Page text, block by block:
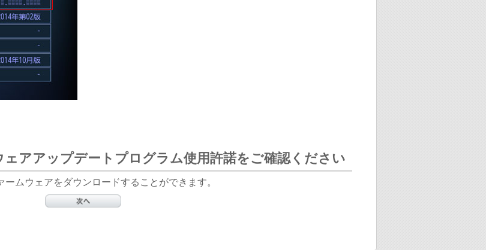
アアップデートプログラム使用許諾をご確認ください
ムウェアをダウンロードすることができます。